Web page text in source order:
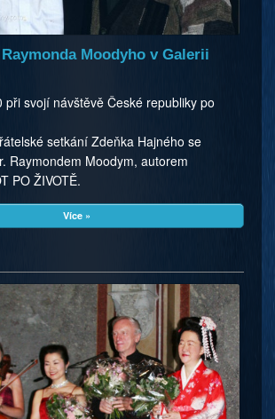
Raymonda Moodyho v Galerii
při svojí návštěvě České republiky po
setkání Zdeňka Hajného se
Raymondem Moodym, autorem
PO ŽIVOTĚ.
Více »